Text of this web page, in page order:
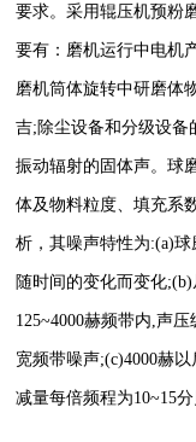
要求。采用辊压机预粉
要有：磨机运行中电机
磨机筒体旋转中研磨体
吉;除尘设备和分级设备
振动辐射的固体声。球
体及物料粒度、填充系
析，其噪声特性为:(a)
随时间的变化而变化
125~4000赫频带内,声
宽频带噪声;(c)4000赫
减量每倍频程为10~15分